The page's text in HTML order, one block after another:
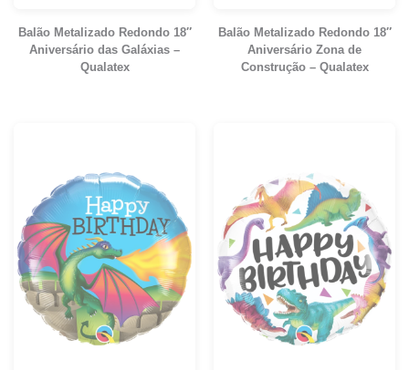
Balão Metalizado Redondo 18″
Aniversário das Galáxias –
Qualatex
Balão Metalizado Redondo 18″
Aniversário Zona de
Construção – Qualatex